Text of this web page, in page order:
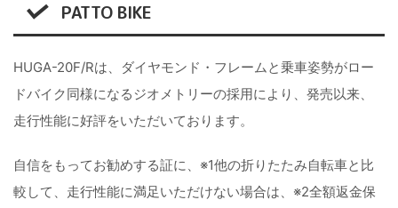
PATTO BIKE
HUGA-20F/Rは、ダイヤモンド・フレームと乗車姿勢がロー
ドバイク同様になるジオメトリーの採用により、発売以来、
走行性能に好評をいただいております。
自信をもってお勧めする証に、※1他の折りたたみ自転車と比
較して、走行性能に満足いただけない場合は、※2全額返金保